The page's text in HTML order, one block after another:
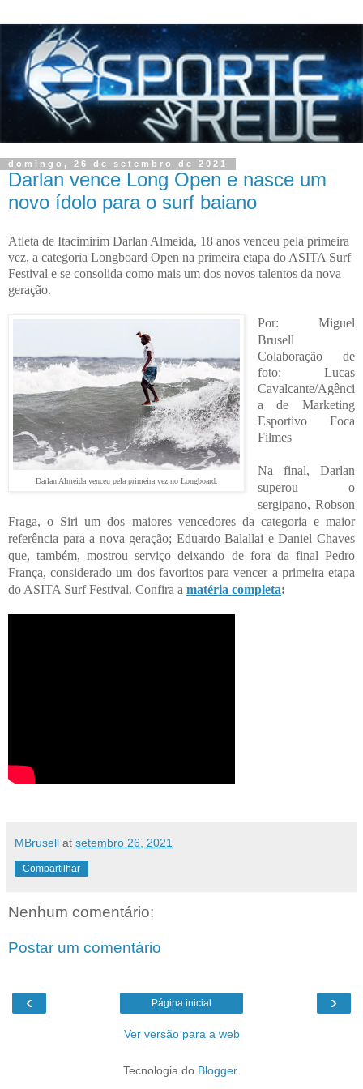
domingo, 26 de setembro de 2021
Darlan vence Long Open e nasce um
novo ídolo para o surf baiano
Atleta de Itacimirim Darlan Almeida, 18 anos venceu pela primeira
vez, a categoria Longboard Open na primeira etapa do ASITA Surf
Festival e se consolida como mais um dos novos talentos da nova
geração.
Darlan Almeida venceu pela primeira vez no Longboard.
Por: Miguel
Brusell
Colaboração de
foto: Lucas
Cavalcante/Agênci
a de Marketing
Esportivo Foca
Filmes
Na final, Darlan
superou o
sergipano, Robson
Fraga, o Siri um dos maiores vencedores da categoria e maior
referência para a nova geração; Eduardo Balallai e Daniel Chaves
que, também, mostrou serviço deixando de fora da final Pedro
França, considerado um dos favoritos para vencer a primeira etapa
do ASITA Surf Festival. Confira a matéria completa:
MBrusell at setembro 26, 2021
Compartilhar
Nenhum comentário:
Postar um comentário
‹ ›
Página inicial
Ver versão para a web
Tecnologia do Blogger.